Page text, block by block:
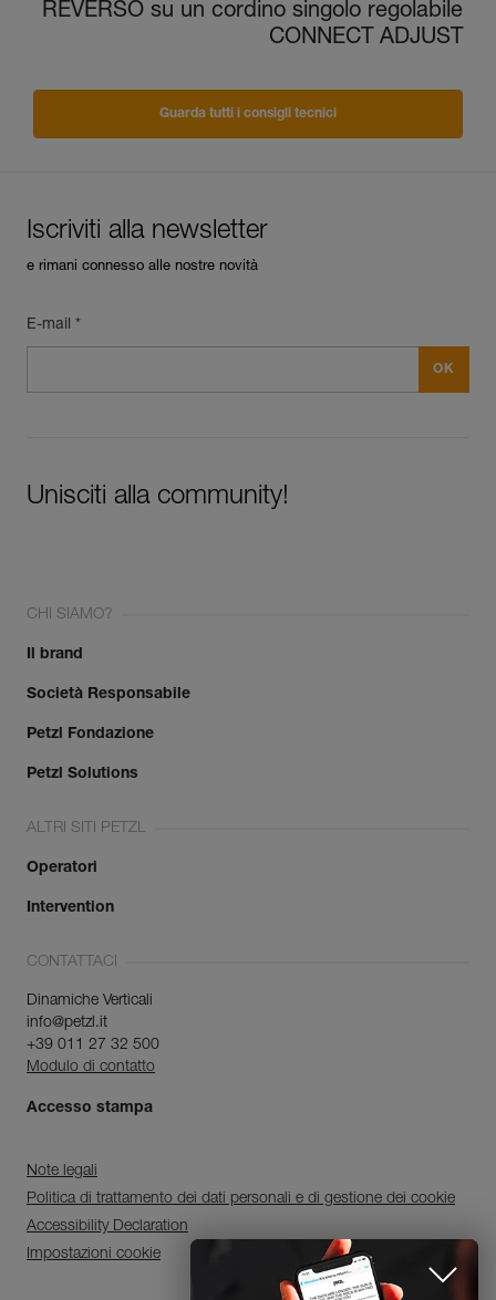
REVERSO su un cordino singolo regolabile
CONNECT ADJUST
Guarda tutti i consigli tecnici
Iscriviti alla newsletter
e rimani connesso alle nostre novità
E-mail *
Unisciti alla community!
CHI SIAMO?
Il brand
Società Responsabile
Petzl Fondazione
Petzl Solutions
ALTRI SITI PETZL
Operatori
Intervention
CONTATTACI
Dinamiche Verticali
info@petzl.it
+39 011 27 32 500
Modulo di contatto
Accesso stampa
Note legali
Politica di trattamento dei dati personali e di gestione dei cookie
Accessibility Declaration
Impostazioni cookie